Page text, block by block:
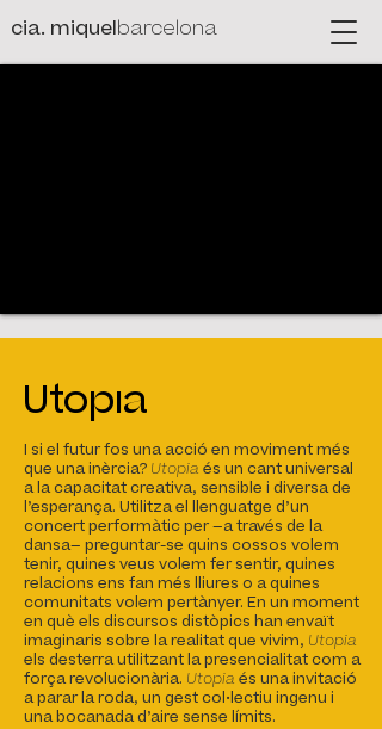
cia. miquelbarcelona
Utopia
I si el futur fos una acció en moviment més
que una inèrcia? Utopia és un cant universal
a la capacitat creativa, sensible i diversa de
l’esperança. Utilitza el llenguatge d’un
concert performàtic per ‒a través de la
dansa‒ preguntar-se quins cossos volem
tenir, quines veus volem fer sentir, quines
relacions ens fan més lliures o a quines
comunitats volem pertànyer. En un moment
en què els discursos distòpics han envaït
imaginaris sobre la realitat que vivim, Utopia
els desterra utilitzant la presencialitat com a
força revolucionària. Utopia és una invitació
a parar la roda, un gest col•lectiu ingenu i
una bocanada d’aire sense límits.